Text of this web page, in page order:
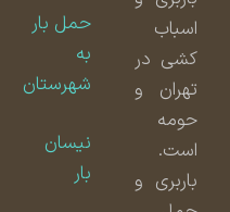
اسباب
کشی در
تهران و
حومه
است.
باربری و
حمل بار
شهرستان
نیسان